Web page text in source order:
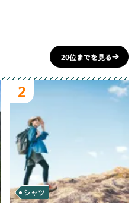
20位までを見る
2
シャツ